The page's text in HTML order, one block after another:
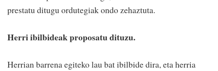
prestatu ditugu ordutegiak ondo zehaztuta.
Herri ibilbideak proposatu dituzu.
Herrian barrena egiteko lau bat ibilbide dira, eta herria